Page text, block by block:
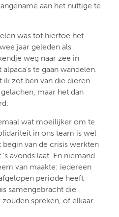
aan het nuttige te
was tot hiertoe het
jaar geleden als
weg naar zee in
te gaan wandelen.
ik zot ben van die dieren.
maar het dan
wat moeilijker om te
in ons team is wel
van de crisis werkten
avonds laat. En niemand
van maakte: iedereen
periode heeft
samengebracht die
spreken, of elkaar